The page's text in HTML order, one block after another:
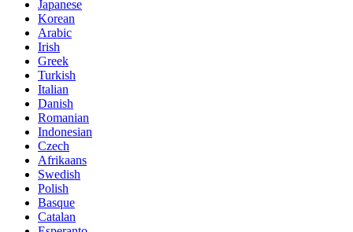
Japanese
Korean
Arabic
Irish
Greek
Turkish
Italian
Danish
Romanian
Indonesian
Czech
Afrikaans
Swedish
Polish
Basque
Catalan